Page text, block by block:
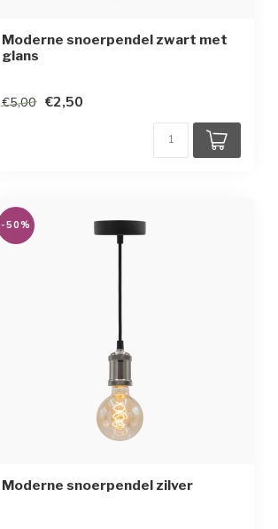
Moderne snoerpendel zwart met
glans
€5,00 €2,50
-50%
Moderne snoerpendel zilver